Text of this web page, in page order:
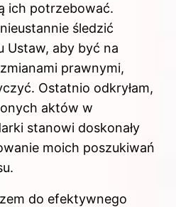
ich potrzebować.
śledzić
Ustaw, aby być na
prawnymi,
Ostatnio odkryłam,
aktów w
stanowi doskonały
moich poszukiwań
do efektywnego